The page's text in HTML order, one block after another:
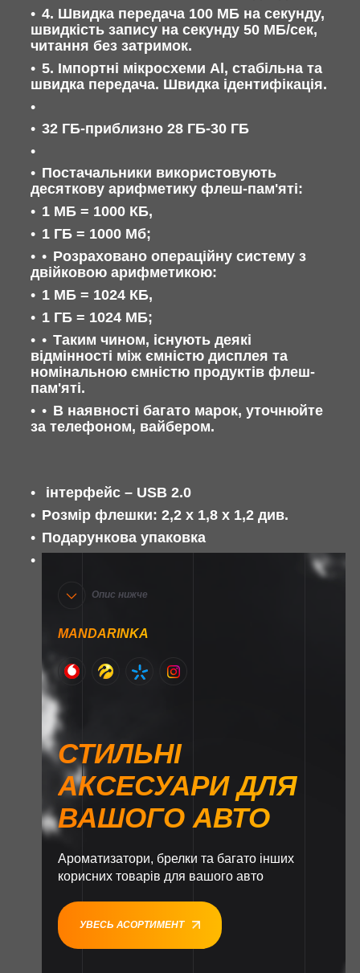
4. Швидка передача 100 МБ на секунду,
швидкість запису на секунду 50 МБ/сек,
читання без затримок.
5. Імпортні мікросхеми Al, стабільна та
швидка передача. Швидка ідентифікація.
32 ГБ-приблизно 28 ГБ-30 ГБ
Постачальники використовують
десяткову арифметику флеш-пам'яті:
1 МБ = 1000 КБ,
1 ГБ = 1000 Мб;
Розраховано операційну систему з
двійковою арифметикою:
1 МБ = 1024 КБ,
1 ГБ = 1024 МБ;
Таким чином, існують деякі
відмінності між ємністю дисплея та
номінальною ємністю продуктів флеш-
пам'яті.
В наявності багато марок, уточнюйте
за телефоном, вайбером.
інтерфейс – USB 2.0
Розмір флешки: 2,2 х 1,8 х 1,2 див.
Подарункова упаковка
Опис нижче
MANDARINKA
СТИЛЬНІ
АКСЕСУАРИ ДЛЯ
ВАШОГО АВТО
Ароматизатори, брелки та багато інших
корисних товарів для вашого авто
УВЕСЬ АСОРТИМЕНТ